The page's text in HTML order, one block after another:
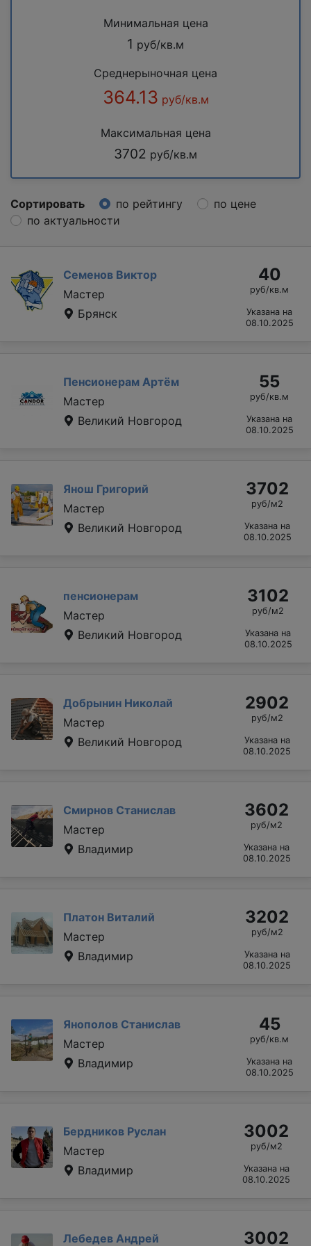
Минимальная цена
1 руб/кв.м
Среднерыночная цена
364.13 руб/кв.м
Максимальная цена
3702 руб/кв.м
Сортировать по рейтингу
по цене
по актуальности
Семенов Виктор
Мастер
Брянск
40
руб/кв.м
Указана на
08.10.2025
Пенсионерам Артём
Мастер
Великий Новгород
55
руб/кв.м
Указана на
08.10.2025
Янош Григорий
Мастер
Великий Новгород
3702
руб/м2
Указана на
08.10.2025
пенсионерам
Мастер
Великий Новгород
3102
руб/м2
Указана на
08.10.2025
Добрынин Николай
Мастер
Великий Новгород
2902
руб/м2
Указана на
08.10.2025
Смирнов Станислав
Мастер
Владимир
3602
руб/м2
Указана на
08.10.2025
Платон Виталий
Мастер
Владимир
3202
руб/м2
Указана на
08.10.2025
Янополов Станислав
Мастер
Владимир
45
руб/кв.м
Указана на
08.10.2025
Бердников Руслан
Мастер
Владимир
3002
руб/м2
Указана на
08.10.2025
Лебедев Андрей
3002